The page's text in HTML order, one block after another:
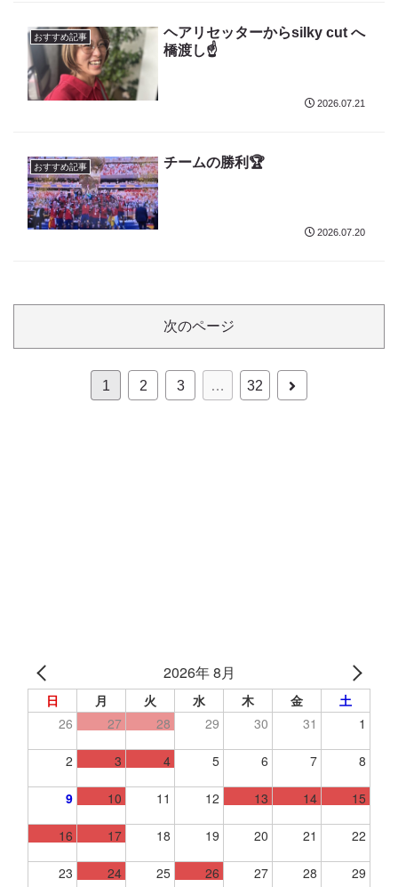
おすすめ記事
ヘアリセッターからsilky cut へ
橋渡し☝️
2026.07.21
おすすめ記事 チームの勝利🏆
2026.07.20
次のページ
1 2 3 … 32
次
2026年 8月
日 月 火 水 木 金
土
26
27 28 29 30 31 1
2 3 4 5 6 7 8
9 10 11 12 13 14 15
16 17 18 19 20 21 22
23 24 25 26 27 28 29